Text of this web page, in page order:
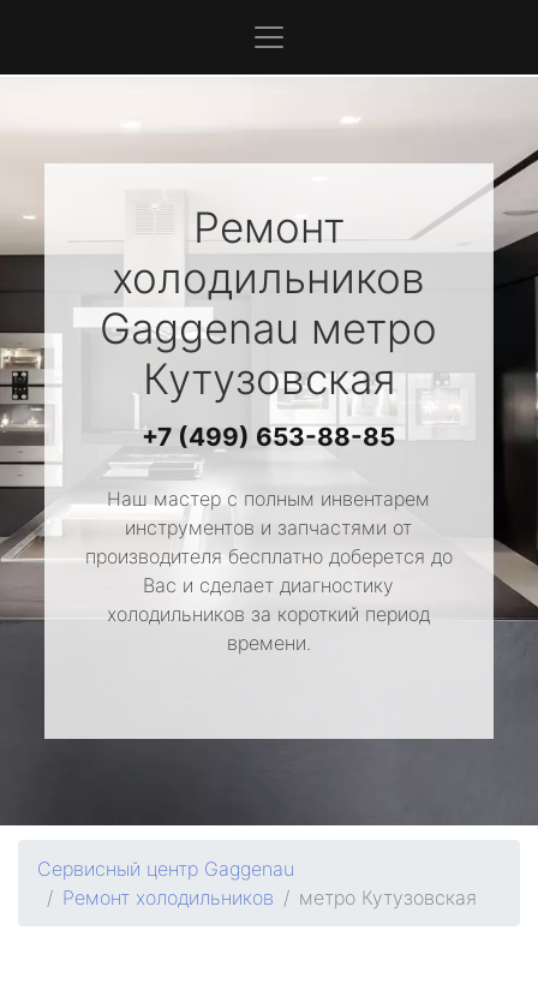
Ремонт
холодильников
Gaggenau метро
Кутузовская
+7 (499) 653-88-85
Наш мастер с полным инвентарем
инструментов и запчастями от
производителя бесплатно доберется до
Вас и сделает диагностику
холодильников за короткий период
времени.
Сервисный центр Gaggenau
Ремонт холодильников
метро Кутузовская